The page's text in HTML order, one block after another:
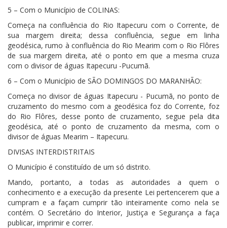
5 – Com o Município de COLINAS:
Começa na confluência do Rio Itapecuru com o Corrente, de
sua margem direita; dessa confluência, segue em linha
geodésica, rumo à confluência do Rio Mearim com o Rio Flôres
de sua margem direita, até o ponto em que a mesma cruza
com o divisor de águas Itapecuru -Pucumã.
6 – Com o Município de SÃO DOMINGOS DO MARANHÃO:
Começa no divisor de águas Itapecuru - Pucumã, no ponto de
cruzamento do mesmo com a geodésica foz do Corrente, foz
do Rio Flôres, desse ponto de cruzamento, segue pela dita
geodésica, até o ponto de cruzamento da mesma, com o
divisor de águas Mearim – Itapecuru.
DIVISAS INTERDISTRITAIS
O Município é constituído de um só distrito.
Mando, portanto, a todas as autoridades a quem o
conhecimento e a execução da presente Lei pertencerem que a
cumpram e a façam cumprir tão inteiramente como nela se
contém. O Secretário do Interior, Justiça e Segurança a faça
publicar, imprimir e correr.